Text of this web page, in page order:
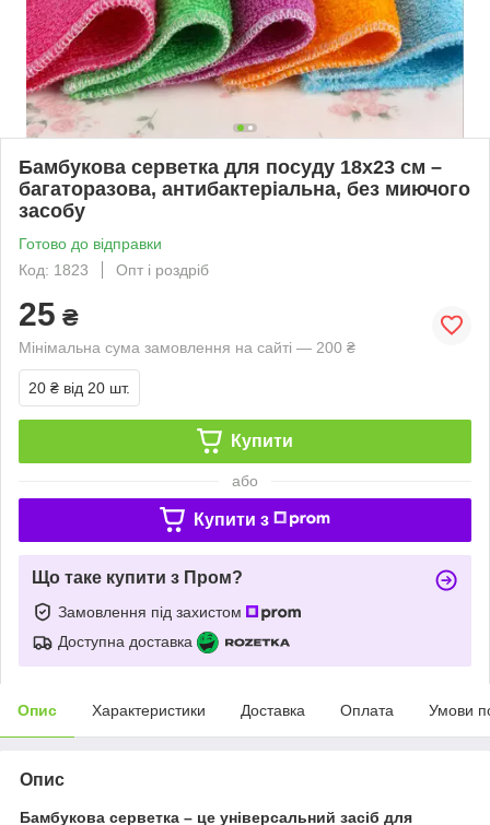
Бамбукова серветка для посуду 18x23 см –
багаторазова, антибактеріальна, без миючого
засобу
Готово до відправки
Код: 1823
Опт і роздріб
25 ₴
Мінімальна сума замовлення на сайті — 200 ₴
20 ₴ від 20 шт.
Купити
або
Купити з
Що таке купити з Пром?
Замовлення під захистом
Доступна доставка
Опис Характеристики Доставка Оплата Умови
Опис
Бамбукова серветка – це універсальний засіб для